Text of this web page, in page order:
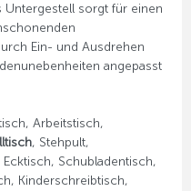
sorgt für einen
Ein- und Ausdrehen
angepasst
Arbeitstisch,
, Stehpult,
Schubladentisch,
Kinderschreibtisch,